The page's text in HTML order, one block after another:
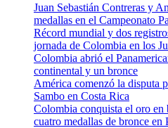
Juan Sebastián Contreras y
medallas en el Campeonato
Récord mundial y dos
jornada de Colombia en los
Colombia abrió el
continental y un bronce
América comenzó la disputa
Sambo en Costa Rica
Colombia conquista el oro en
cuatro medallas de bronce en